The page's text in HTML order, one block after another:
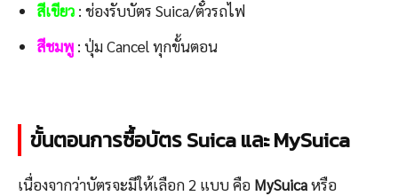
สีเขียว : ช่องรับบัตร Suica/ตั๋วรถไฟ
สีชมพู : ปุ่ม Cancel ทุกขั้นตอน
ขั้นตอนการซื้อบัตร Suica และ MySuica
เนื่องจากว่าบัตรจะมีให้เลือก 2 แบบ คือ MySuicaหรือ